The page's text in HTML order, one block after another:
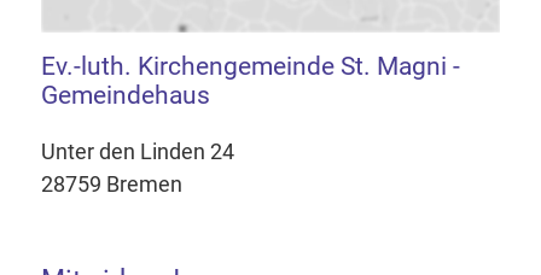
Ev.-luth. Kirchengemeinde St. Magni -
Gemeindehaus
Unter den Linden 24
28759 Bremen